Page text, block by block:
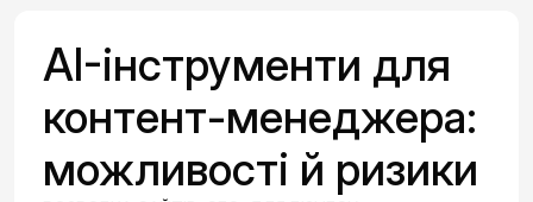
AI-інструменти для
контент-менеджера:
можливості й ризики